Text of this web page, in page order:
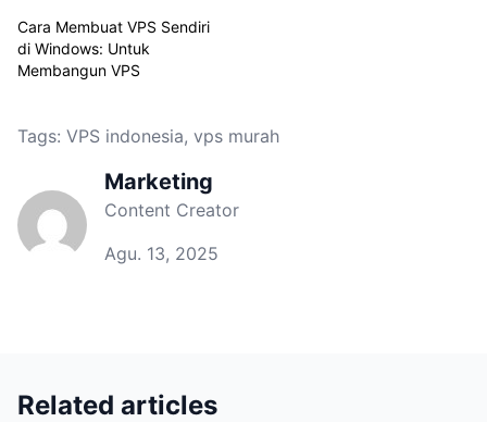
Cara Membuat VPS Sendiri
di Windows: Untuk
Membangun VPS
Tags: VPS indonesia, vps murah
Marketing
Content Creator
Agu. 13, 2025
Related articles